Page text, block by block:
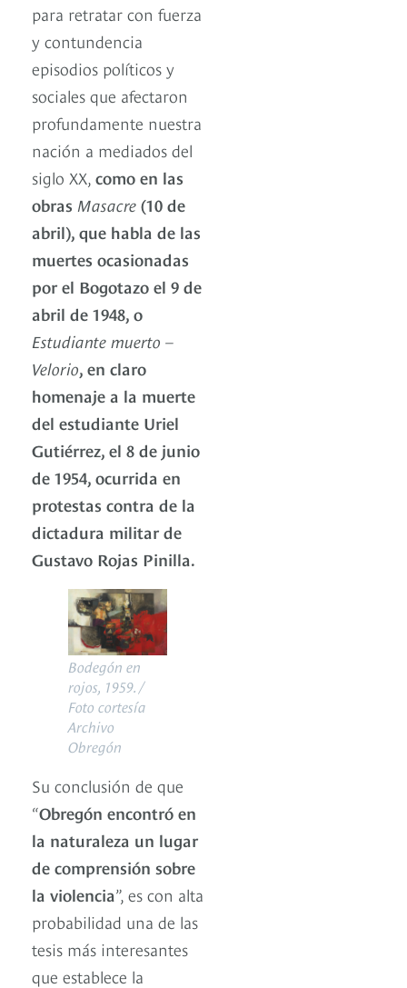
para retratar con fuerza
y contundencia
episodios políticos y
sociales que afectaron
profundamente nuestra
nación a mediados del
siglo XX, como en las
obras Masacre (10 de
abril), que habla de las
muertes ocasionadas
por el Bogotazo el 9 de
abril de 1948, o
Estudiante muerto –
Velorio, en claro
homenaje a la muerte
del estudiante Uriel
Gutiérrez, el 8 de junio
de 1954, ocurrida en
protestas contra de la
dictadura militar de
Gustavo Rojas Pinilla.
Bodegón en
rojos, 1959. /
Foto cortesía
Archivo
Obregón
Su conclusión de que
“Obregón encontró en
la naturaleza un lugar
de comprensión sobre
la violencia”, es con alta
probabilidad una de las
tesis más interesantes
que establece la